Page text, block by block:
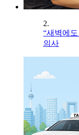
2.
“새벽에
의사